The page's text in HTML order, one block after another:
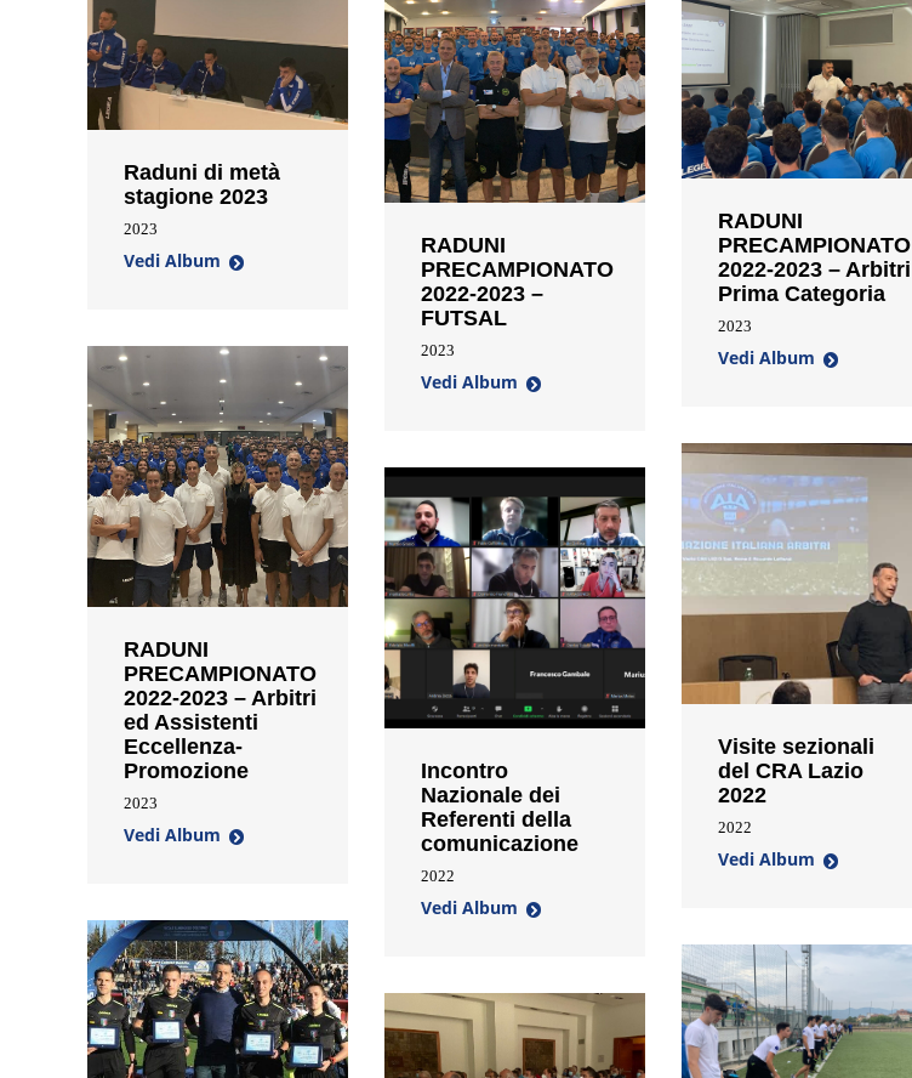
Raduni di metà
stagione 2023
2023
Vedi Album
RADUNI
PRECAMPIONATO
2022-2023 – Arbitri
Prima Categoria
2023
Vedi Album
RADUNI
PRECAMPIONATO
2022-2023 –
FUTSAL
2023
Vedi Album
RADUNI
PRECAMPIONATO
2022-2023 – Arbitri
ed Assistenti
Eccellenza-
Promozione
2023
Vedi Album
Visite sezionali
del CRA Lazio
2022
2022
Vedi Album
Incontro
Nazionale dei
Referenti della
comunicazione
2022
Vedi Album